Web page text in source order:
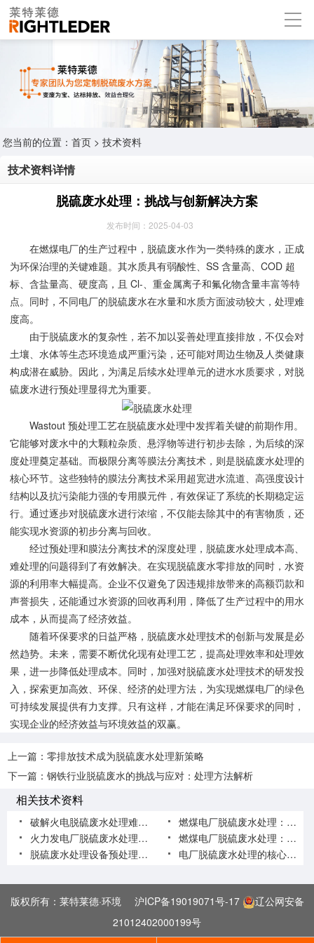
您当前的位置：首页 >技术资料
技术资料详情
脱硫废水处理：挑战与创新解决方案
发布时间：2025-04-03
在燃煤电厂的生产过程中，脱硫废水作为一类特殊的废水，正成
为环保治理的关键难题。其水质具有弱酸性、SS 含量高、COD 超
标、含盐量高、硬度高，且 Cl-、重金属离子和氟化物含量丰富等特
点。同时，不同电厂的脱硫废水在水量和水质方面波动较大，处理难
度高。
由于脱硫废水的复杂性，若不加以妥善处理直接排放，不仅会对
土壤、水体等生态环境造成严重污染，还可能对周边生物及人类健康
构成潜在威胁。因此，为满足后续水处理单元的进水水质要求，对脱
硫废水进行预处理显得尤为重要。
Wastout 预处理工艺在脱硫废水处理中发挥着关键的前期作用。
它能够对废水中的大颗粒杂质、悬浮物等进行初步去除，为后续的深
度处理奠定基础。而极限分离等膜法分离技术，则是脱硫废水处理的
核心环节。这些独特的膜法分离技术采用超宽进水流道、高强度设计
结构以及抗污染能力强的专用膜元件，有效保证了系统的长期稳定运
行。通过逐步对脱硫废水进行浓缩，不仅能去除其中的有害物质，还
能实现水资源的初步分离与回收。
经过预处理和膜法分离技术的深度处理，脱硫废水处理成本高、
难处理的问题得到了有效解决。在实现脱硫废水零排放的同时，水资
源的利用率大幅提高。企业不仅避免了因违规排放带来的高额罚款和
声誉损失，还能通过水资源的回收再利用，降低了生产过程中的用水
成本，从而提高了经济效益。
随着环保要求的日益严格，脱硫废水处理技术的创新与发展是必
然趋势。未来，需要不断优化现有处理工艺，提高处理效率和处理效
果，进一步降低处理成本。同时，加强对脱硫废水处理技术的研发投
入，探索更加高效、环保、经济的处理方法，为实现燃煤电厂的绿色
可持续发展提供有力支撑。只有这样，才能在满足环保要求的同时，
实现企业的经济效益与环境效益的双赢。
上一篇：零排放技术成为脱硫废水处理新策略
下一篇：钢铁行业脱硫废水的挑战与应对：处理方法解析
相关技术资料
破解火电脱硫废水处理难题 助力废水零排放落地
燃煤电厂脱硫废水处理：技术赋能，守护绿色发电
火力发电厂脱硫废水处理：技术创新助力绿色低碳发展
燃煤电厂脱硫废水处理：近零排放设备高效解决水污染难题
脱硫废水处理设备预处理环节常见问题及解决办法
电厂脱硫废水处理的核心问题及应对思路
版权所有：莱特莱德·环境 沪ICP备19019071号-17
辽公网安备
21012402000199号